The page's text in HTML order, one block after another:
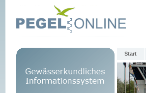
Start